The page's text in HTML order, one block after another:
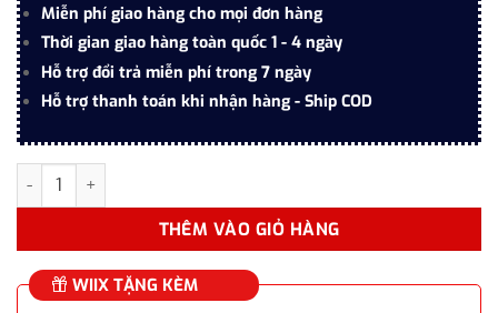
Miễn phí giao hàng cho mọi đơn hàng
Thời gian giao hàng toàn quốc 1 - 4 ngày
Hỗ trợ đổi trả miễn phí trong 7 ngày
Hỗ trợ thanh toán khi nhận hàng - Ship COD
Bút máy Parker Sonnet Jubilee – 2175073 (mạ vàng 24k) bản
THÊM VÀO GIỎ HÀNG
WIIX TẶNG KÈM